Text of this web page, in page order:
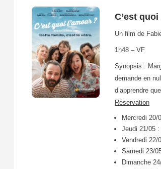
C’est quoi
Un film de
1h48 – VF
Synopsis :
demande en
d’apprendre
Réservation
Mercredi 20/
Jeudi 21/05
Vendredi 22/
Samedi 23/
Dimanche